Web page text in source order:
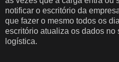
notificar o escritório da
que fazer o mesmo todos os
escritório atualiza os dados no
logística.